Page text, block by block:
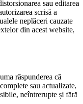
sau editarea
scrisă a
neplăceri cauzate
din acest website,
răspunderea că
sau actualizate,
neîntrerupte și fără